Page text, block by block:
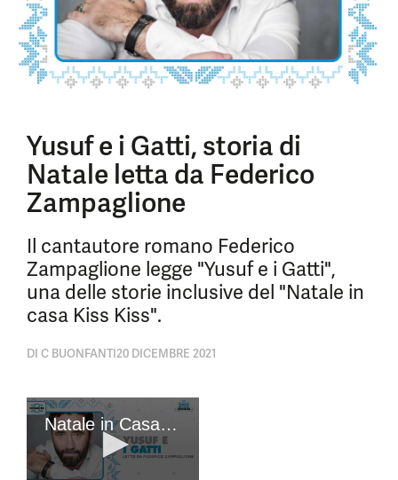
Yusuf e i Gatti, storia di
Natale letta da Federico
Zampaglione
Il cantautore romano Federico
Zampaglione legge "Yusuf e i Gatti",
una delle storie inclusive del "Natale in
casa Kiss Kiss".
DI C BUONFANTI20 DICEMBRE 2021